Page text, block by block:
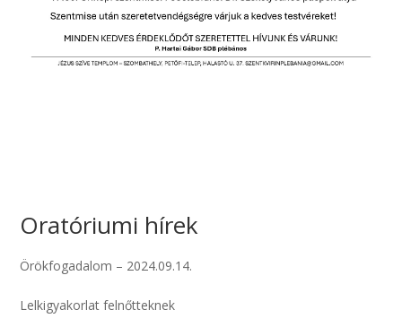
Oratóriumi hírek
Örökfogadalom – 2024.09.14.
Lelkigyakorlat felnőtteknek